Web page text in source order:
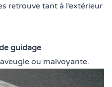
retrouve tant à l’extérieur
guidage
ou malvoyante.